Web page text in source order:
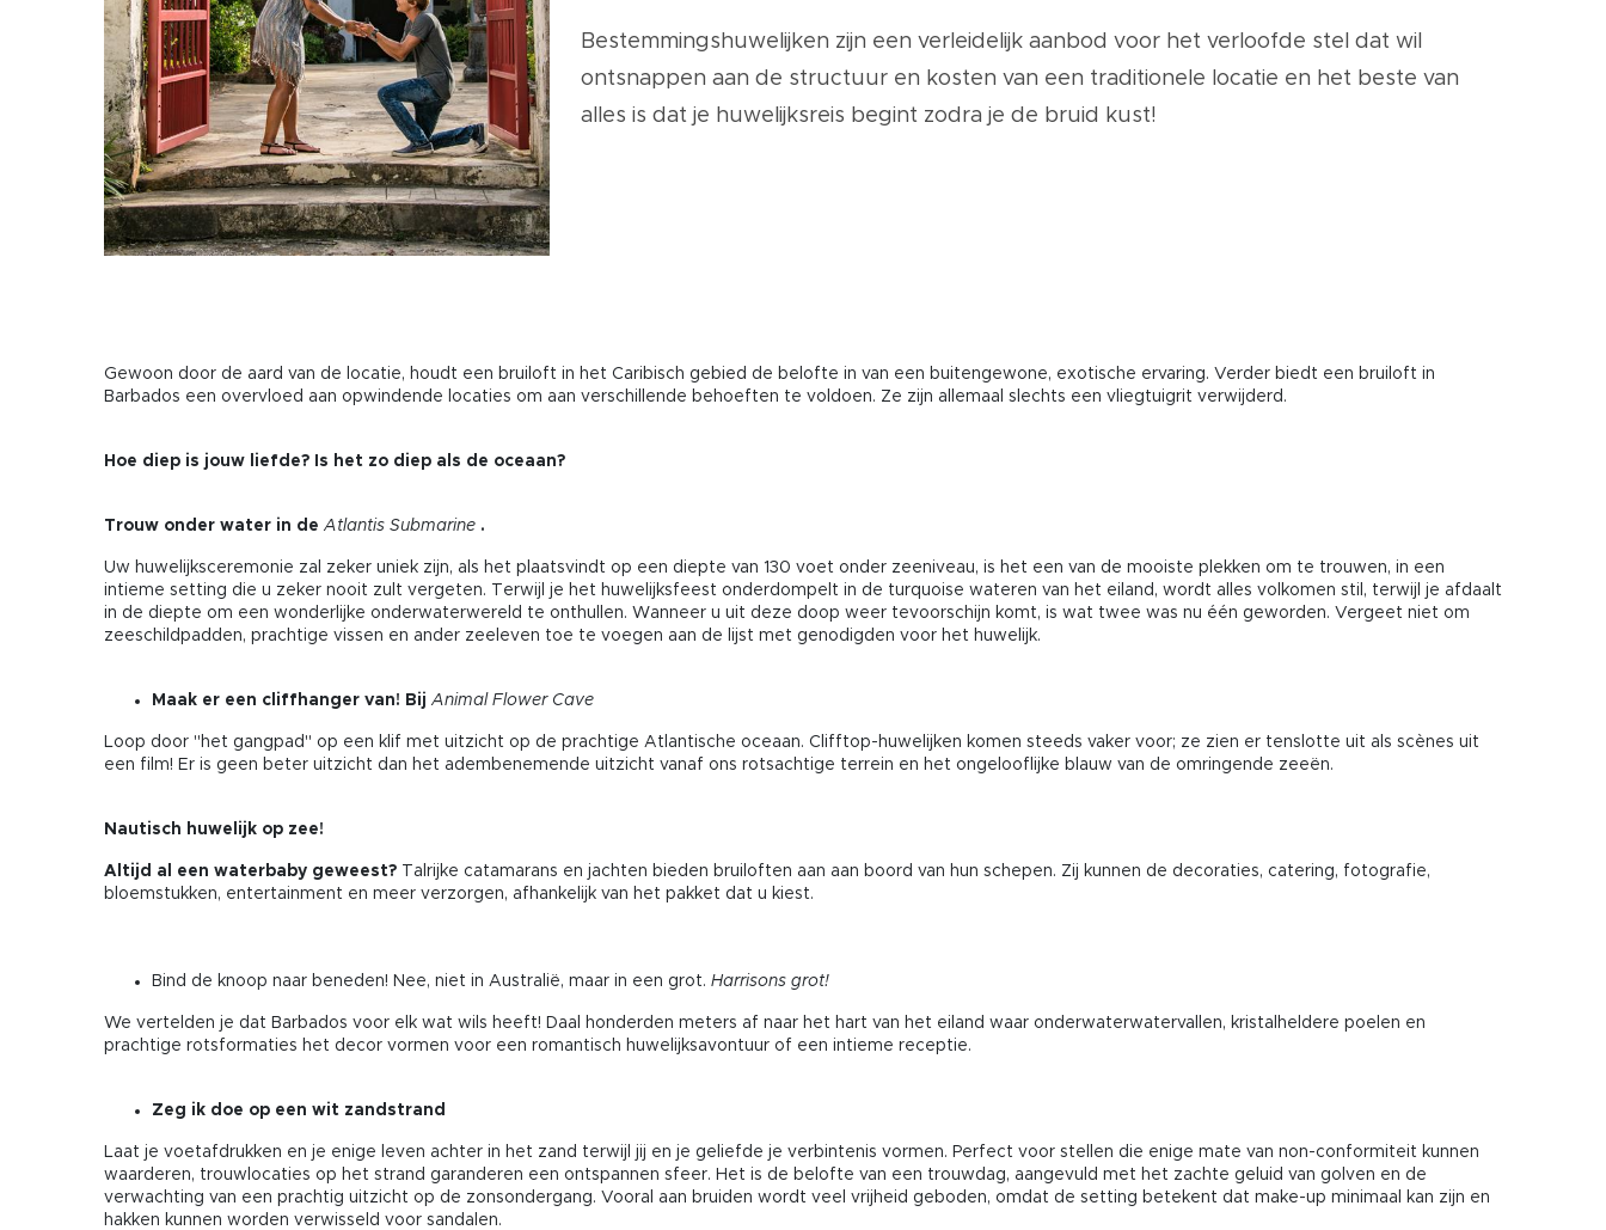
Bestemmingshuwelijken zijn een verleidelijk aanbod voor het verloofde stel dat wil
ontsnappen aan de structuur en kosten van een traditionele locatie en het beste van
alles is dat je huwelijksreis begint zodra je de bruid kust!
Gewoon door de aard van de locatie, houdt een bruiloft in het Caribisch gebied de belofte in van een buitengewone, exotische ervaring. Verder biedt een bruiloft in
Barbados een overvloed aan opwindende locaties om aan verschillende behoeften te voldoen. Ze zijn allemaal slechts een vliegtuigrit verwijderd.
Hoe diep is jouw liefde? Is het zo diep als de oceaan?
Trouw onder water in de Atlantis Submarine .
Uw huwelijksceremonie zal zeker uniek zijn, als het plaatsvindt op een diepte van 130 voet onder zeeniveau, is het een van de mooiste plekken om te trouwen, in een
intieme setting die u zeker nooit zult vergeten. Terwijl je het huwelijksfeest onderdompelt in de turquoise wateren van het eiland, wordt alles volkomen stil, terwijl je afdaalt
in de diepte om een wonderlijke onderwaterwereld te onthullen. Wanneer u uit deze doop weer tevoorschijn komt, is wat twee was nu één geworden. Vergeet niet om
zeeschildpadden, prachtige vissen en ander zeeleven toe te voegen aan de lijst met genodigden voor het huwelijk.
Maak er een cliffhanger van! Bij Animal Flower Cave
Loop door "het gangpad" op een klif met uitzicht op de prachtige Atlantische oceaan. Clifftop-huwelijken komen steeds vaker voor; ze zien er tenslotte uit als scènes uit
een film! Er is geen beter uitzicht dan het adembenemende uitzicht vanaf ons rotsachtige terrein en het ongelooflijke blauw van de omringende zeeën.
Nautisch huwelijk op zee!
Altijd al een waterbaby geweest? Talrijke catamarans en jachten bieden bruiloften aan aan boord van hun schepen. Zij kunnen de decoraties, catering, fotografie,
bloemstukken, entertainment en meer verzorgen, afhankelijk van het pakket dat u kiest.
Bind de knoop naar beneden! Nee, niet in Australië, maar in een grot. Harrisons grot!
We vertelden je dat Barbados voor elk wat wils heeft! Daal honderden meters af naar het hart van het eiland waar onderwaterwatervallen, kristalheldere poelen en
prachtige rotsformaties het decor vormen voor een romantisch huwelijksavontuur of een intieme receptie.
Zeg ik doe op een wit zandstrand
Laat je voetafdrukken en je enige leven achter in het zand terwijl jij en je geliefde je verbintenis vormen. Perfect voor stellen die enige mate van non-conformiteit kunnen
waarderen, trouwlocaties op het strand garanderen een ontspannen sfeer. Het is de belofte van een trouwdag, aangevuld met het zachte geluid van golven en de
verwachting van een prachtig uitzicht op de zonsondergang. Vooral aan bruiden wordt veel vrijheid geboden, omdat de setting betekent dat make-up minimaal kan zijn en
hakken kunnen worden verwisseld voor sandalen.